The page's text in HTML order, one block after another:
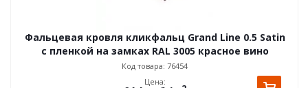
Фальцевая кровля кликфальц Grand Line 0.5 Satin
с пленкой на замках RAL 3005 красное вино
Код товара: 76454
Цена: